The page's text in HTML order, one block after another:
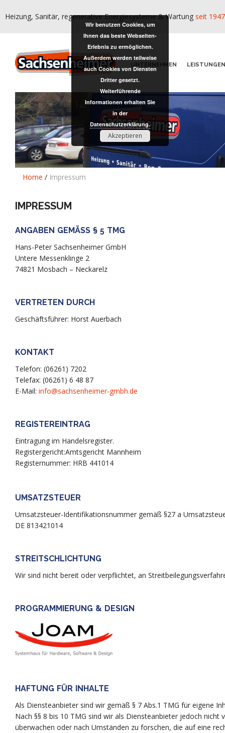
Heizung, Sanitär, regenerative Energiesysteme & Wartung seit 1947
UNTERNEHMEN LEISTUNGEN
Home / Impressum
IMPRESSUM
ANGABEN GEMÄSS § 5 TMG
Hans-Peter Sachsenheimer GmbH
Untere Messenklinge 2
74821 Mosbach – Neckarelz
VERTRETEN DURCH
Geschäftsführer: Horst Auerbach
KONTAKT
Telefon: (06261) 7202
Telefax: (06261) 6 48 87
E-Mail: info@sachsenheimer-gmbh.de
REGISTEREINTRAG
Eintragung im Handelsregister.
Registergericht:Amtsgericht Mannheim
Registernummer: HRB 441014
UMSATZSTEUER
Umsatzsteuer-Identifikationsnummer gemäß §27 a
DE 813421014
STREITSCHLICHTUNG
Wir sind nicht bereit oder verpflichtet, an
PROGRAMMIERUNG & DESIGN
HAFTUNG FÜR INHALTE
Als Diensteanbieter sind wir gemäß § 7 Abs.1 TMG für eigene
Nach §§ 8 bis 10 TMG sind wir als Diensteanbieter jedoch
überwachen oder nach Umständen zu forschen, die auf eine
Wir benutzen Cookies, um
Ihnen das beste Webseiten-
Erlebnis zu ermöglichen.
Außerdem werden teilweise
auch Cookies von Diensten
Dritter gesetzt.
Weiterführende
Informationen erhalten Sie
in der
Datenschutzerklärung.
Akzeptieren